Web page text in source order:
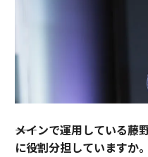
――メインで運用している
に役割分担していますか。